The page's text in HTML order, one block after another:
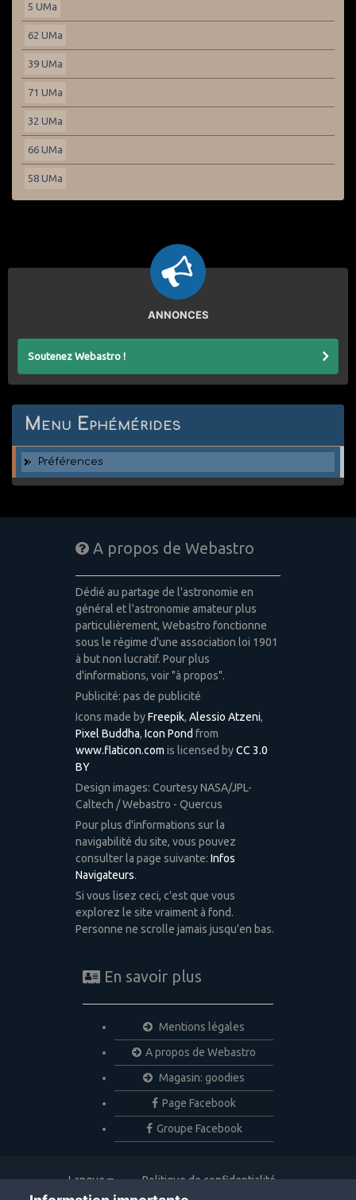
5 UMa
62 UMa
39 UMa
71 UMa
32 UMa
66 UMa
58 UMa
ANNONCES
Soutenez Webastro !
Menu Ephémérides
Préférences
A propos de Webastro
Dédié au partage de l'astronomie en
général et l'astronomie amateur plus
particulièrement, Webastro fonctionne
sous le régime d'une association loi 1901
à but non lucratif. Pour plus
d'informations, voir "à propos".
Publicité: pas de publicité
Icons made byFreepik, Alessio Atzeni,
Pixel Buddha, Icon Pond from
www.flaticon.com is licensed byCC 3.0
BY
Design images: Courtesy NASA/JPL-
Caltech / Webastro - Quercus
Pour plus d'informations sur la
navigabilité du site, vous pouvez
consulter la page suivante: Infos
Navigateurs.
Si vous lisez ceci, c'est que vous
explorez le site vraiment à fond.
Personne ne scrolle jamais jusqu'en bas.
En savoir plus
Mentions légales
A propos de Webastro
Magasin: goodies
Page Facebook
Groupe Facebook
Langue
Politique de confidentialité
Nous contacter